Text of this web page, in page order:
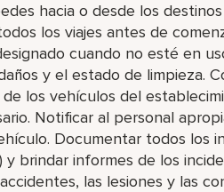
hacia o desde los
los viajes antes de
cuando no esté en
y el estado de limpieza.
los vehículos del
Notificar al personal
Documentar todos los
y brindar informes de los
las lesiones y las